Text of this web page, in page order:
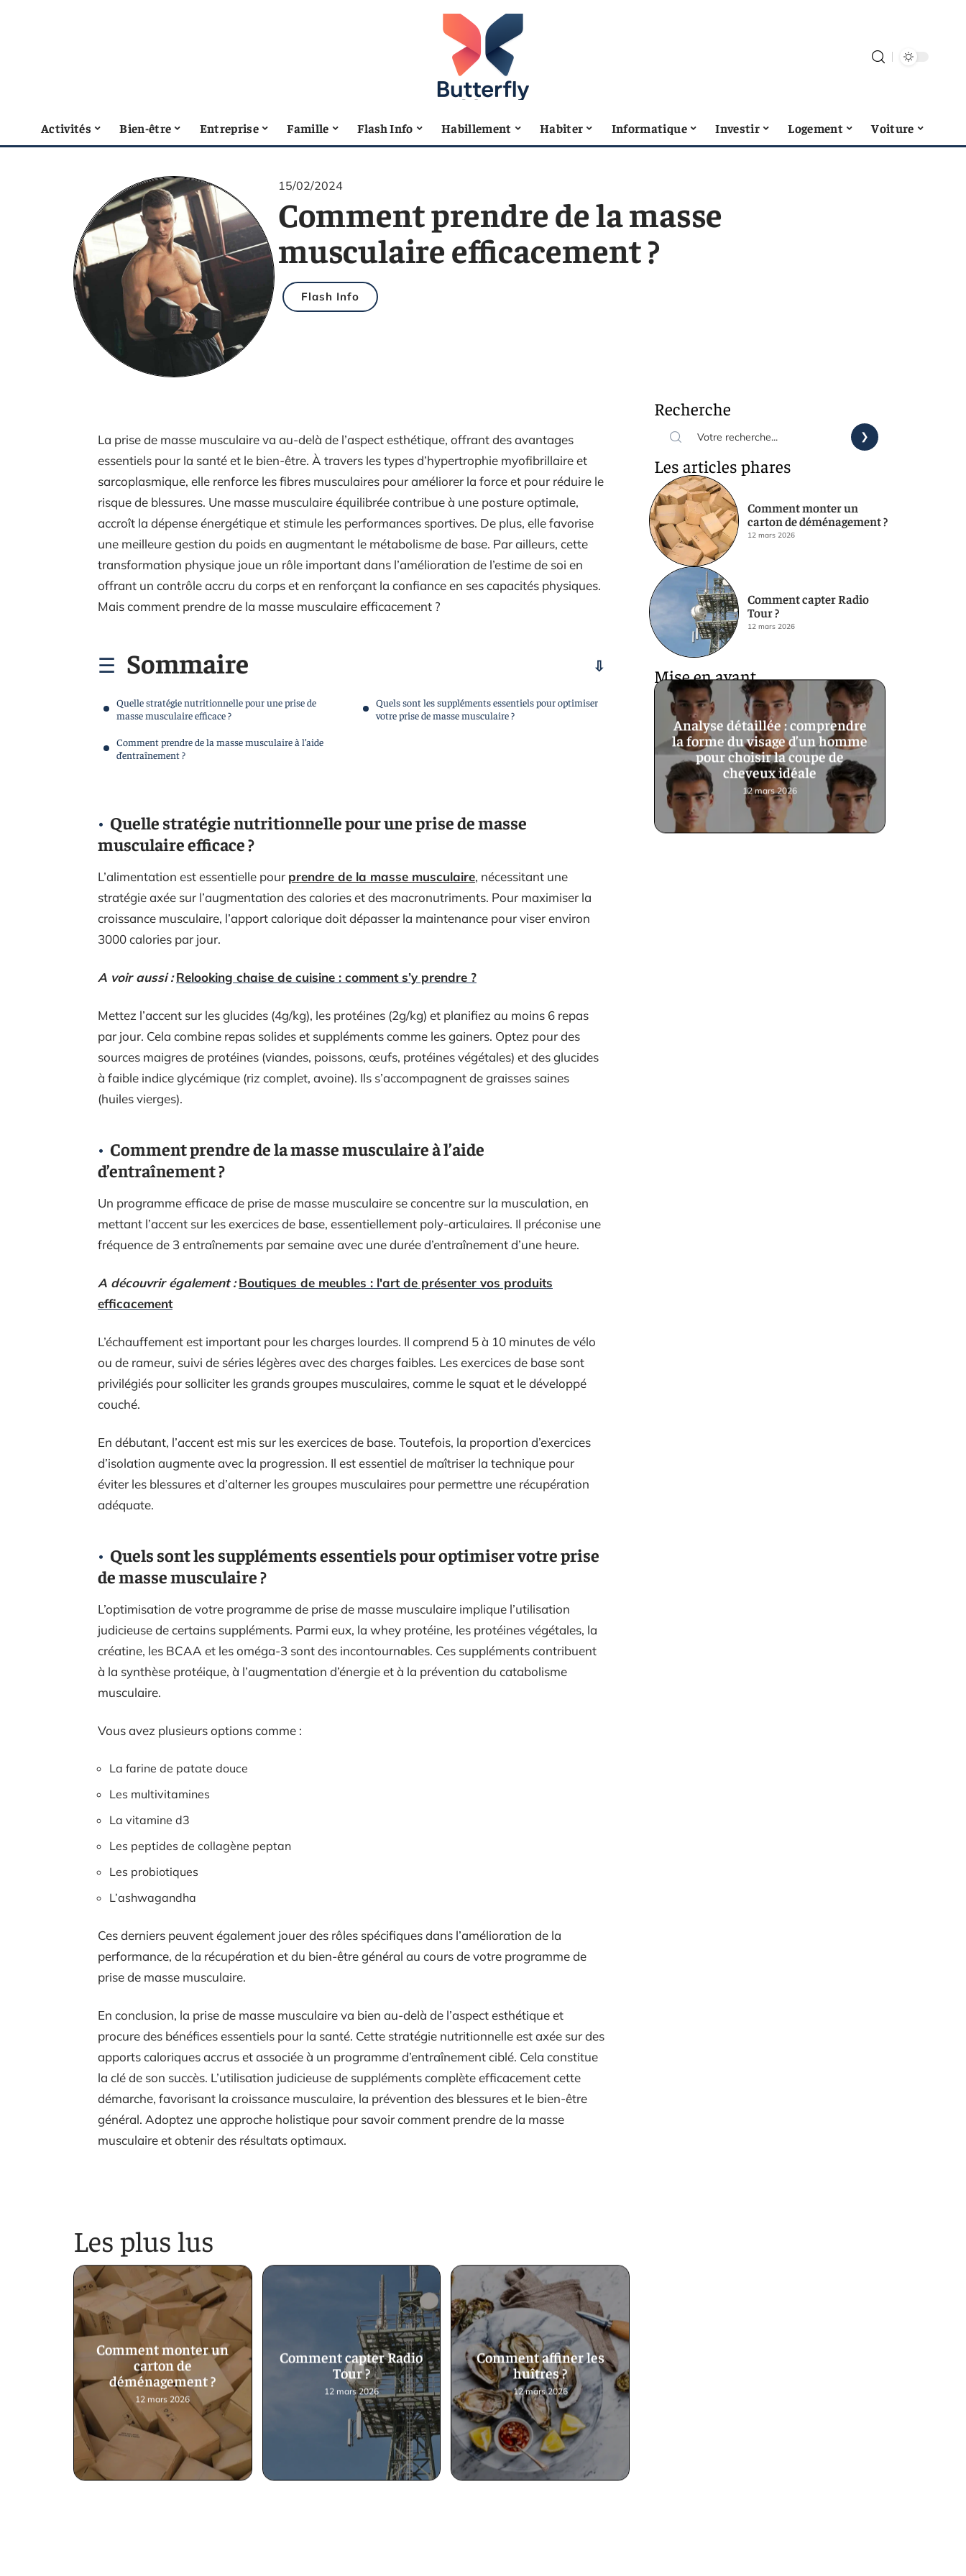
Activités Bien-être Entreprise Famille Flash Info Habillement Habiter Informatique Investir Logement Voiture
15/02/2024
Comment prendre de la masse
musculaire efficacement ?
Flash Info
La prise de masse musculaire va au-delà de l’aspect esthétique, offrant des avantages
essentiels pour la santé et le bien-être. À travers les types d’hypertrophie myofibrillaire et
sarcoplasmique, elle renforce les fibres musculaires pour améliorer la force et pour réduire le
risque de blessures. Une masse musculaire équilibrée contribue à une posture optimale,
accroît la dépense énergétique et stimule les performances sportives. De plus, elle favorise
une meilleure gestion du poids en augmentant le métabolisme de base. Par ailleurs, cette
transformation physique joue un rôle important dans l’amélioration de l’estime de soi en
offrant un contrôle accru du corps et en renforçant la confiance en ses capacités physiques.
Mais comment prendre de la masse musculaire efficacement ?
Sommaire
Quelle stratégie nutritionnelle pour une prise de
masse musculaire efficace ?
Comment prendre de la masse musculaire à l’aide
d’entraînement ?
Quels sont les suppléments essentiels pour optimiser
votre prise de masse musculaire ?
Quelle stratégie nutritionnelle pour une prise de masse
musculaire efficace ?
L’alimentation est essentielle pour prendre de la masse musculaire, nécessitant une
stratégie axée sur l’augmentation des calories et des macronutriments. Pour maximiser la
croissance musculaire, l’apport calorique doit dépasser la maintenance pour viser environ
3000 calories par jour.
A voir aussi : Relooking chaise de cuisine : comment s’y prendre ?
Mettez l’accent sur les glucides (4g/kg), les protéines (2g/kg) et planifiez au moins 6 repas
par jour. Cela combine repas solides et suppléments comme les gainers. Optez pour des
sources maigres de protéines (viandes, poissons, œufs, protéines végétales) et des glucides
à faible indice glycémique (riz complet, avoine). Ils s’accompagnent de graisses saines
(huiles vierges).
Comment prendre de la masse musculaire à l’aide
d’entraînement ?
Un programme efficace de prise de masse musculaire se concentre sur la musculation, en
mettant l’accent sur les exercices de base, essentiellement poly-articulaires. Il préconise une
fréquence de 3 entraînements par semaine avec une durée d’entraînement d’une heure.
A découvrir également : Boutiques de meubles : l'art de présenter vos produits
efficacement
L’échauffement est important pour les charges lourdes. Il comprend 5 à 10 minutes de vélo
ou de rameur, suivi de séries légères avec des charges faibles. Les exercices de base sont
privilégiés pour solliciter les grands groupes musculaires, comme le squat et le développé
couché.
En débutant, l’accent est mis sur les exercices de base. Toutefois, la proportion d’exercices
d’isolation augmente avec la progression. Il est essentiel de maîtriser la technique pour
éviter les blessures et d’alterner les groupes musculaires pour permettre une récupération
adéquate.
Quels sont les suppléments essentiels pour optimiser votre prise
de masse musculaire ?
L’optimisation de votre programme de prise de masse musculaire implique l’utilisation
judicieuse de certains suppléments. Parmi eux, la whey protéine, les protéines végétales, la
créatine, les BCAA et les oméga-3 sont des incontournables. Ces suppléments contribuent
à la synthèse protéique, à l’augmentation d’énergie et à la prévention du catabolisme
musculaire.
Vous avez plusieurs options comme :
La farine de patate douce
Les multivitamines
La vitamine d3
Les peptides de collagène peptan
Les probiotiques
L’ashwagandha
Ces derniers peuvent également jouer des rôles spécifiques dans l’amélioration de la
performance, de la récupération et du bien-être général au cours de votre programme de
prise de masse musculaire.
En conclusion, la prise de masse musculaire va bien au-delà de l’aspect esthétique et
procure des bénéfices essentiels pour la santé. Cette stratégie nutritionnelle est axée sur des
apports caloriques accrus et associée à un programme d’entraînement ciblé. Cela constitue
la clé de son succès. L’utilisation judicieuse de suppléments complète efficacement cette
démarche, favorisant la croissance musculaire, la prévention des blessures et le bien-être
général. Adoptez une approche holistique pour savoir comment prendre de la masse
musculaire et obtenir des résultats optimaux.
Les plus lus
Comment monter un
carton de
déménagement ?
12 mars 2026
Comment capter Radio
Tour ?
12 mars 2026
Comment affiner les
huîtres ?
12 mars 2026
Recherche
Les articles phares
Comment monter un
carton de déménagement ?
12 mars 2026
Comment capter Radio
Tour ?
12 mars 2026
Mise en avant
Analyse détaillée : comprendre
la forme du visage d’un homme
pour choisir la coupe de
cheveux idéale
12 mars 2026